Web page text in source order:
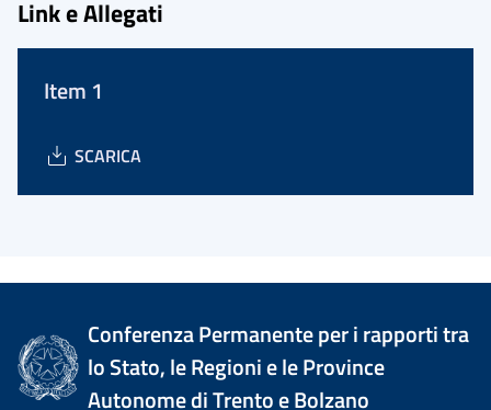
Link e Allegati
Item 1
SCARICA
Conferenza Permanente per i rapporti tra
lo Stato, le Regioni e le Province
Autonome di Trento e Bolzano